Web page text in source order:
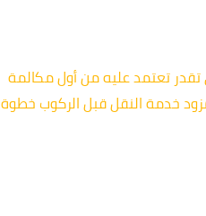
60036648 رقم تاكسي الشامية اللي تقدر تعتمد عليه من أول مكالمة
خدمة النقل قبل الركوب خطوة